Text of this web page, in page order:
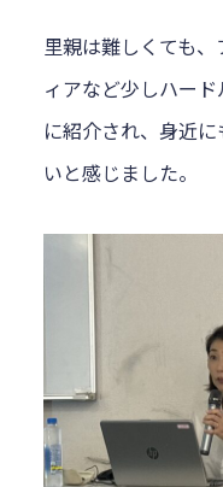
里親は難しくても
ィアなど少しハー
に紹介され、身近
いと感じました。